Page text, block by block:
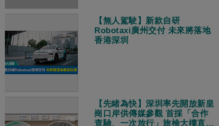
【無人駕駛】新款自研
Robotaxi廣州交付 未來將落地
香港深圳
【先睹為快】深圳率先開放新皇
崗口岸供傳媒參觀 首採「合作
查驗、一次放行」旅檢大樓直連